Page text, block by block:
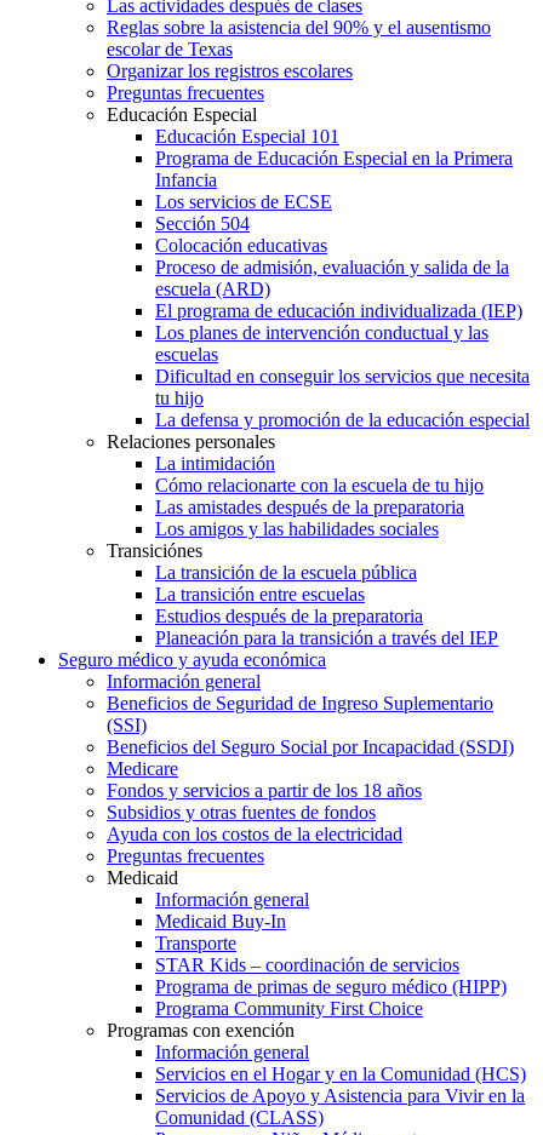
Las actividades después de clases
Reglas sobre la asistencia del 90% y el ausentismo
escolar de Texas
Organizar los registros escolares
Preguntas frecuentes
Educación Especial
Educación Especial 101
Programa de Educación Especial en la Primera
Infancia
Los servicios de ECSE
Sección 504
Colocación educativas
Proceso de admisión, evaluación y salida de la
escuela (ARD)
El programa de educación individualizada (IEP)
Los planes de intervención conductual y las
escuelas
Dificultad en conseguir los servicios que necesita
tu hijo
La defensa y promoción de la educación especial
Relaciones personales
La intimidación
Cómo relacionarte con la escuela de tu hijo
Las amistades después de la preparatoria
Los amigos y las habilidades sociales
Transiciónes
La transición de la escuela pública
La transición entre escuelas
Estudios después de la preparatoria
Planeación para la transición a través del IEP
Seguro médico y ayuda económica
Información general
Beneficios de Seguridad de Ingreso Suplementario
(SSI)
Beneficios del Seguro Social por Incapacidad (SSDI)
Medicare
Fondos y servicios a partir de los 18 años
Subsidios y otras fuentes de fondos
Ayuda con los costos de la electricidad
Preguntas frecuentes
Medicaid
Información general
Medicaid Buy-In
Transporte
STAR Kids – coordinación de servicios
Programa de primas de seguro médico (HIPP)
Programa Community First Choice
Programas con exención
Información general
Servicios en el Hogar y en la Comunidad (HCS)
Servicios de Apoyo y Asistencia para Vivir en la
Comunidad (CLASS)